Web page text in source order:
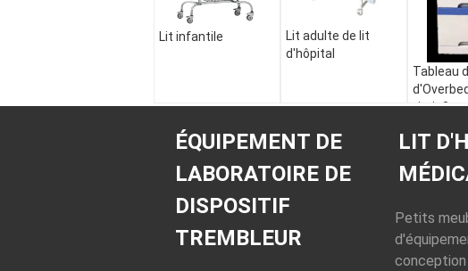
Lit infantile
Lit adulte de lit
d'hôpital
Tableau
tiroir 3
ÉQUIPEMENT DE
LABORATOIRE DE
DISPOSITIF
TREMBLEUR
LIT
Petits